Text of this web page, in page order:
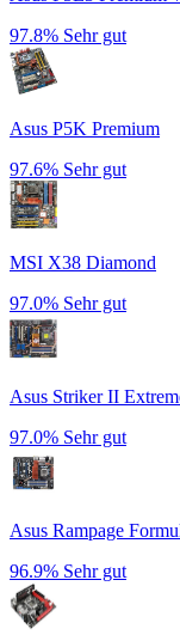
97.8% Sehr gut
Asus P5K Premium
97.6% Sehr gut
MSI X38 Diamond
97.0% Sehr gut
Asus Striker II
97.0% Sehr gut
Asus Rampage
96.9% Sehr gut